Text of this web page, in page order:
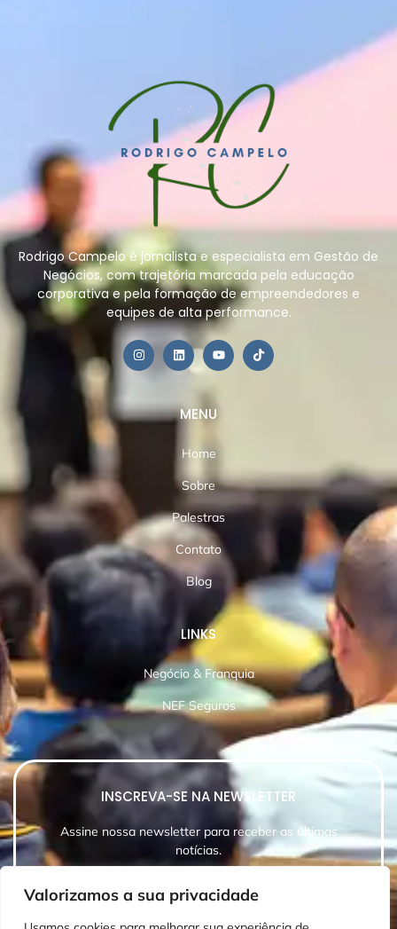
Valorizamos a sua privacidade
Rodrigo Campelo é jornalista e especialista em Gestão de
Negócios, com trajetória marcada pela educação
corporativa e pela formação de empreendedores e
equipes de alta performance.
MENU
Home
Sobre
Palestras
Contato
Blog
LINKS
Negócio & Franquia
NEF Seguros
INSCREVA-SE NA NEWSLETTER
Assine nossa newsletter para receber as últimas
notícias.